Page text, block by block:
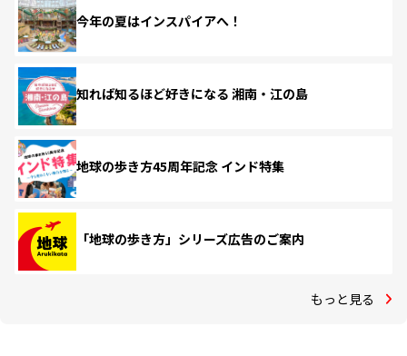
今年の夏はインスパイアへ！
知れば知るほど好きになる 湘南・江の島
地球の歩き方45周年記念 インド特集
「地球の歩き方」シリーズ広告のご案内
もっと見る